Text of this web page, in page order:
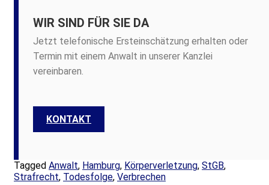
WIR SIND FÜR SIE DA
Jetzt telefonische Ersteinschätzung erhalten oder
Termin mit einem Anwalt in unserer Kanzlei
vereinbaren.
KONTAKT
Tagged Anwalt, Hamburg, Körperverletzung, StGB,
Strafrecht, Todesfolge, Verbrechen